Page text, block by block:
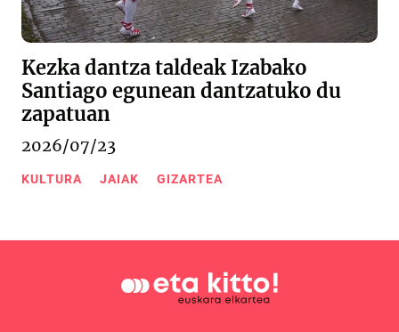
Kezka dantza taldeak Izabako
Santiago egunean dantzatuko du
zapatuan
2026/07/23
KULTURA JAIAK GIZARTEA